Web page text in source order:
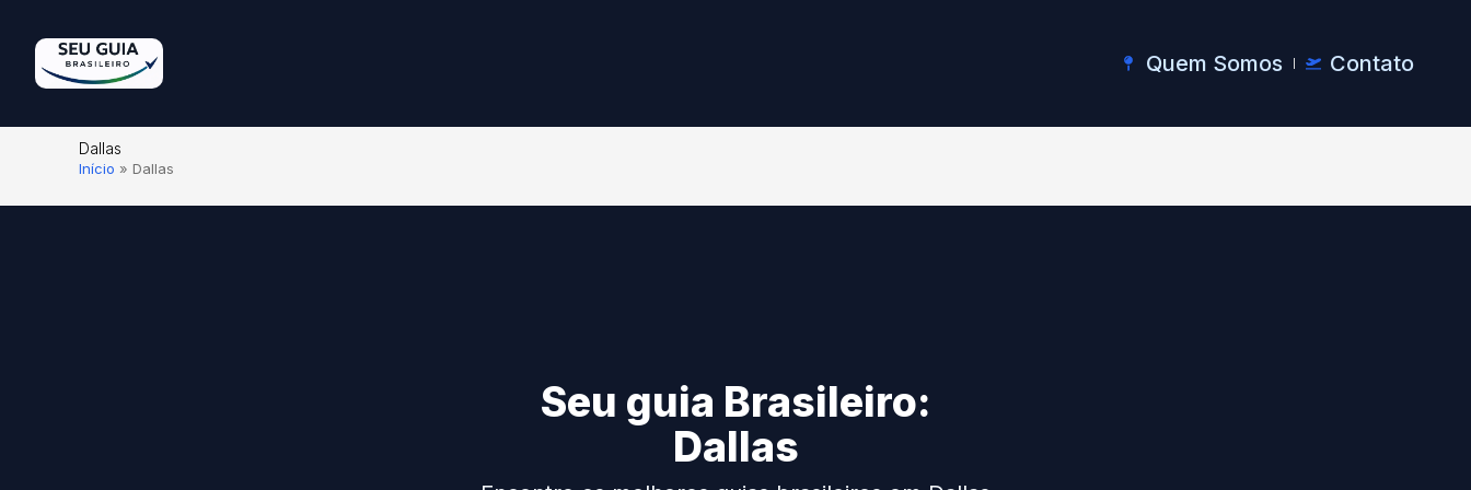
Quem Somos Contato
Dallas
Início » Dallas
Seu guia Brasileiro:
Dallas